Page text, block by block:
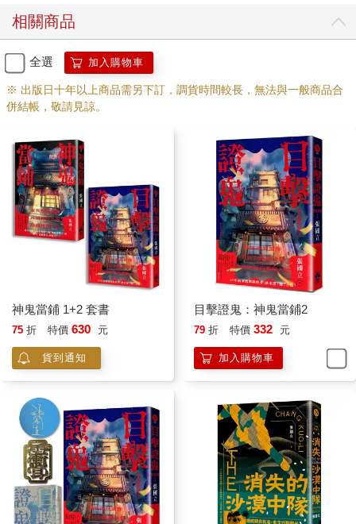
說汽缸悶得爆炸，此後他每三千公里必換，這次因為小玉懷孕忙
得忘記。抹了抹被水珠模糊的儀表盤，100002，剛破十萬公里，
到坪林告訴小玉，破十萬咧。
那又怎樣？小玉會說。野狼跑的里程數能換算為加薪數目嗎？不
能，他還是得趁跑業務的空檔推銷保險，不然買不了房子。
雨勢忽大忽小，大概受地形影響，有時轉個彎雨小很多，下個彎
又變大，前輪捲起水花，一個多月前失神撞了牆，龍頭未歪，擋
泥蓋斷裂卡住前輪，他拿大鉗子剪掉一截，不妨礙車輪就好，雨
天比較慘，半片擋泥蓋噴泥水到前面車子的後座，被翻過幾次白
眼。
黃色本田重機毫不示警即超過野狼，他感覺龍頭輕微的震動，兩
腳周圍布滿蒸氣或是濺起的水氣，有如騰雲駕霧。
減速慢行，他提醒自己，不要跟本田尬，老婆即將生產，打在三
檔耗點油慢慢走完這段坡路，反正機車吃的油少，跑趟北宜公路
記得來程見過坪林那裡的小吃店都開張，他餓了。早上十點出門
到現在喝了兩杯咖啡而已，但簽到七張單子，林阿姨答應再介紹
跑保險的好處是時間自由，跑出的客戶也是自己的。學王副理兼
賣其他商品，按客戶名單，酵素賣一輪，廚房用品賣一輪，叫小
玉辭掉頭路回家包水餃，冷凍水餃賣一輪，蔥油餅再賣一輪。
頭幫他挑，有了小朋友，到哪裡都得開車。小玉說，你不能再成
天騎機車，危險。老人家說的，汽車鐵包皮，機車皮包鐵。
拍拍油缸，野狼野狼，你不危險，回台北換火星塞、剎車皮、擋
泥蓋，你挺我，我更挺你，騎破200000公里。
野狼挺他。風雨中，它對迎面擦身而過的貨車發出怒吼。雨天開
車最賭爛來車不看路面硬衝水窪，濺起的水讓對面車道的車子暫
時失明。貨車大，了不起，以為公路是他家的。
相關商品
全選 加入購物車
※ 出版日十年以上商品需另下訂，調貨時間較長，無法與一般商品合
併結帳，敬請見諒。
神鬼當鋪 1+2 套書
75 折 特價 630 元
貨到通知
目擊證鬼：神鬼當鋪2
79 折 特價 332 元
加入購物車